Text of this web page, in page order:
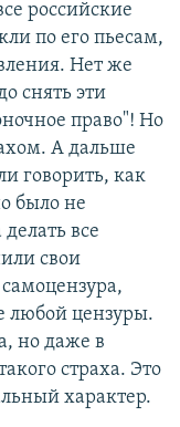
российские
по его пьесам,
Нет же
снять эти
право"! Но
А дальше
говорить, как
было не
все
свои
любой цензуры.
но даже в
страха. Это
характер.